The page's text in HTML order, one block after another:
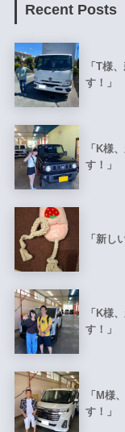
Recent Posts
「T様
す！」
「K様
す！」
「新し
「K様
す！」
「M様
す！」